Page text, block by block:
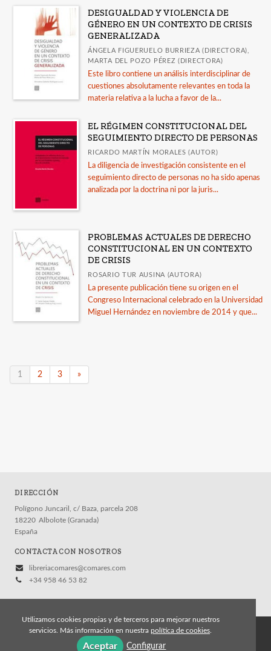
DESIGUALDAD Y VIOLENCIA DE
GÉNERO EN UN CONTEXTO DE CRISIS
GENERALIZADA
ÁNGELA FIGUERUELO BURRIEZA (DIRECTORA),
MARTA DEL POZO PÉREZ (DIRECTORA)
Este libro contiene un análisis interdisciplinar de
cuestiones absolutamente relevantes en toda la
materia relativa a la lucha a favor de la...
EL RÉGIMEN CONSTITUCIONAL DEL
SEGUIMIENTO DIRECTO DE PERSONAS
RICARDO MARTÍN MORALES (AUTOR)
La diligencia de investigación consistente en el
seguimiento directo de personas no ha sido apenas
analizada por la doctrina ni por la juris...
PROBLEMAS ACTUALES DE DERECHO
CONSTITUCIONAL EN UN CONTEXTO
DE CRISIS
ROSARIO TUR AUSINA (AUTORA)
La presente publicación tiene su origen en el
Congreso Internacional celebrado en la Universidad
Miguel Hernández en noviembre de 2014 y que...
1 2 3 »
DIRECCIÓN
Polígono Juncaril, c/ Baza, parcela 208
18220 Albolote (Granada)
España
CONTACTA CON NOSOTROS
libreriacomares@comares.com
+34 958 46 53 82
© 2026, Editorial Comares
Utilizamos cookies propias y de terceros para mejorar nuestros
servicios. Más información en nuestra política de cookies
Aceptar Configurar